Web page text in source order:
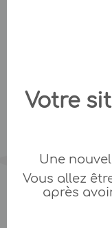
Votre
Une
Vous allez
après